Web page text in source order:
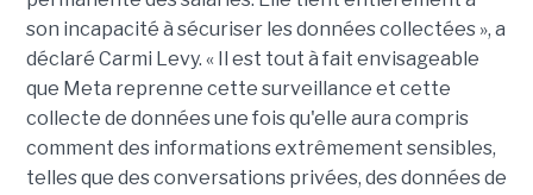
son incapacité à sécuriser les données collectées », a
déclaré Carmi Levy. « Il est tout à fait envisageable
que Meta reprenne cette surveillance et cette
collecte de données une fois qu'elle aura compris
comment des informations extrêmement sensibles,
telles que des conversations privées, des données de